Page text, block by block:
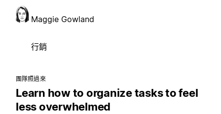
Maggie Gowland
行銷
團隊照過來
Learn how to organize tasks to feel
less overwhelmed